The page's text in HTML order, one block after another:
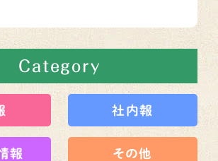
Category
社内報
報 その他